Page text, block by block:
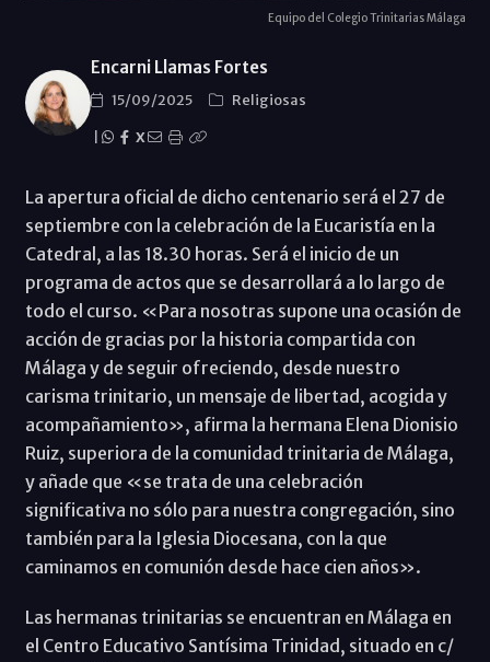
Equipo del Colegio Trinitarias Málaga
Encarni Llamas Fortes
15/09/2025
Religiosas
X
La apertura oficial de dicho centenario será el 27 de
septiembre con la celebración de la Eucaristía en la
Catedral, a las 18.30 horas. Será el inicio de un
programa de actos que se desarrollará a lo largo de
todo el curso. «Para nosotras supone una ocasión de
acción de gracias por la historia compartida con
Málaga y de seguir ofreciendo, desde nuestro
carisma trinitario, un mensaje de libertad, acogida y
acompañamiento», afirma la hermana Elena Dionisio
Ruiz, superiora de la comunidad trinitaria de Málaga,
y añade que «se trata de una celebración
significativa no sólo para nuestra congregación, sino
también para la Iglesia Diocesana, con la que
caminamos en comunión desde hace cien años».
Las hermanas trinitarias se encuentran en Málaga en
el Centro Educativo Santísima Trinidad, situado en c/